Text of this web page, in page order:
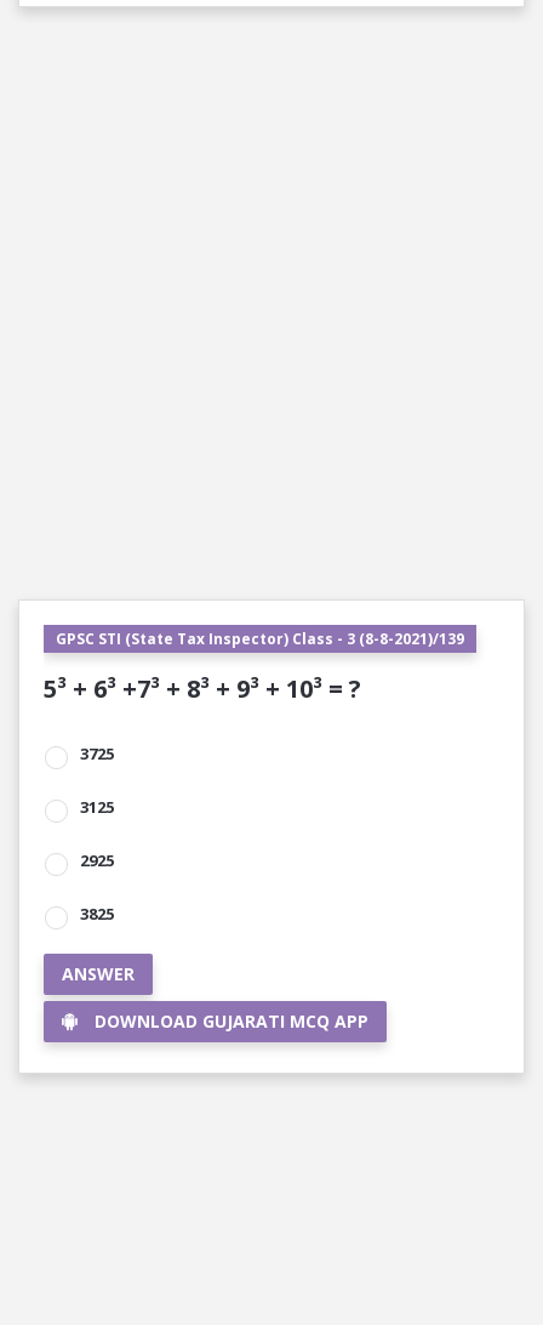
GPSC STI (State Tax Inspector) Class - 3 (8-8-2021)/139
5³ + 6³ +7³ + 8³ + 9³ + 10³ = ?
3725
3125
2925
3825
ANSWER
DOWNLOAD GUJARATI MCQ APP